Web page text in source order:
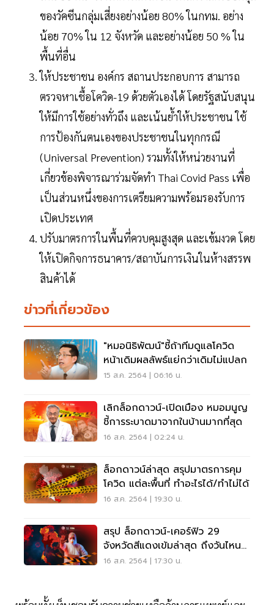
ของวัคซีนกลุ่มเสี่ยงอย่างน้อย 80% ในกทม. อย่าง
น้อย 70% ใน 12 จังหวัด และอย่างน้อย 50 % ใน
พื้นที่อื่น
ให้ประชาชน องค์กร สถานประกอบการ สามารถ
ตรวจหาเชื้อโควิด-19 ด้วยตัวเองได้ โดยรัฐสนับสนุน
ให้มีการใช้อย่างทั่วถึง และเน้นย้ำให้ประชาชน ใช้
การป้องกันตนเองของประชาชนในทุกกรณี
(Universal Prevention) รวมทั้งให้หน่วยงานที่
เกี่ยวข้องพิจารณาร่วมจัดทำ Thai Covid Pass เพื่อ
เป็นส่วนหนึ่งของการเตรียมความพร้อมรองรับการ
เปิดประเทศ
ปรับมาตรการในพื้นที่ควบคุมสูงสุด และเข้มงวด โดย
ให้เปิดกิจการธนาคาร/สถาบันการเงินในห้างสรรพ
สินค้าได้
ข่าวที่เกี่ยวข้อง
"หมอนิธิพัฒน์"ชี้ถ้าทีมดูแลโควิด
หน้าเดิมผลลัพธ์แย่กว่าเดิมไม่แปลก
15 ส.ค. 2564 | 06:16 น.
เลิกล็อกดาวน์-เปิดเมือง หมอมนูญ
ชี้การระบาดมาจากในบ้านมากที่สุด
16 ส.ค. 2564 | 02:24 น.
ล็อกดาวน์ล่าสุด สรุปมาตรการคุม
โควิด แต่ละพื้นที่ ทำอะไรได้/ทำไม่ได้
16 ส.ค. 2564 | 19:30 น.
สรุป ล็อกดาวน์-เคอร์ฟิว 29
จังหวัดสีแดงเข้มล่าสุด ถึงวันไหน
ห้ามทำอะไรบ้าง
16 ส.ค. 2564 | 17:30 น.